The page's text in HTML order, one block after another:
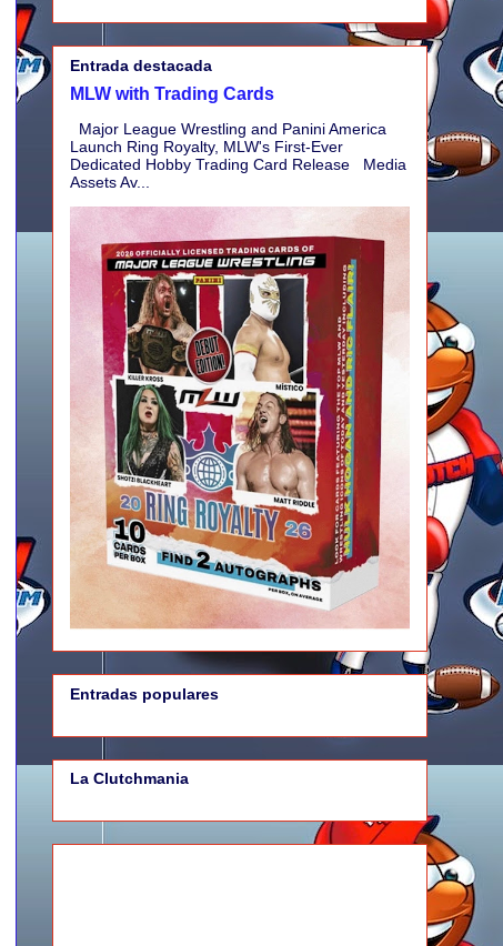
Entrada destacada
MLW with Trading Cards
Major League Wrestling and Panini America
Launch Ring Royalty, MLW's First-Ever
Dedicated Hobby Trading Card Release Media
Assets Av...
Entradas populares
La Clutchmania